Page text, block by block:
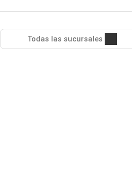
Todas las sucursales